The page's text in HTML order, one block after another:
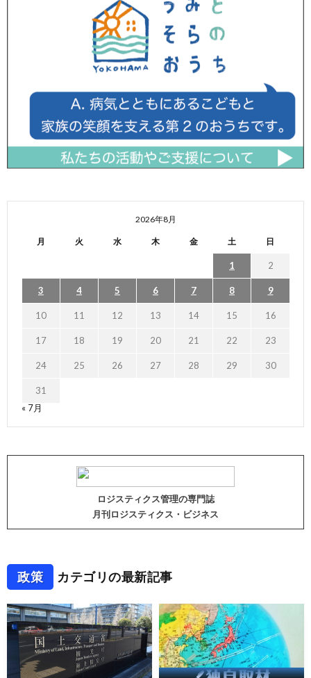
2026年8月
月 火 水 木 金 土 日
1 2
3 4 5 6 7 8 9
10 11 12 13 14 15 16
17 18 19 20 21 22 23
24 25 26 27 28 29 30
31
« 7月
ロジスティクス管理の専門誌
月刊ロジスティクス・ビジネス
政策 カテゴリの最新記事